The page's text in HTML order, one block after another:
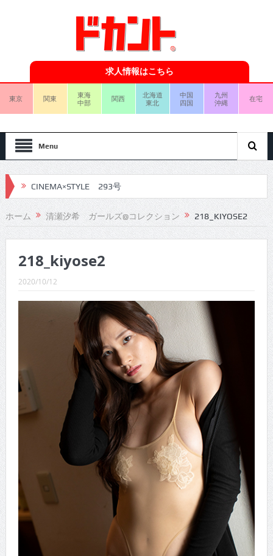
求人情報はこちら
東京 関東
東海
中部
関西
北海道
東北
中国
四国
九州
沖縄
在宅
Menu
CINEMA×STYLE 293号
CINEMA×STYLE 292号
CINEMA×STYLE 291号
CINEMA×STYLE 290号
CINEMA×STYLE 289号
CINEMA×STYLE 288号
CINEMA×STYLE 287号
CINEMA×STYLE 286号
CINEMA×STYLE 285号
CINEMA×STYLE 294号
ホーム 清瀬汐希 ガールズ@コレクション 218_KIYOSE2
218_kiyose2
2020/10/12